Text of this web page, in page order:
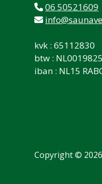
06 50521609
kvk : 65112830
btw :
iban : NL15
Copyright © 2026